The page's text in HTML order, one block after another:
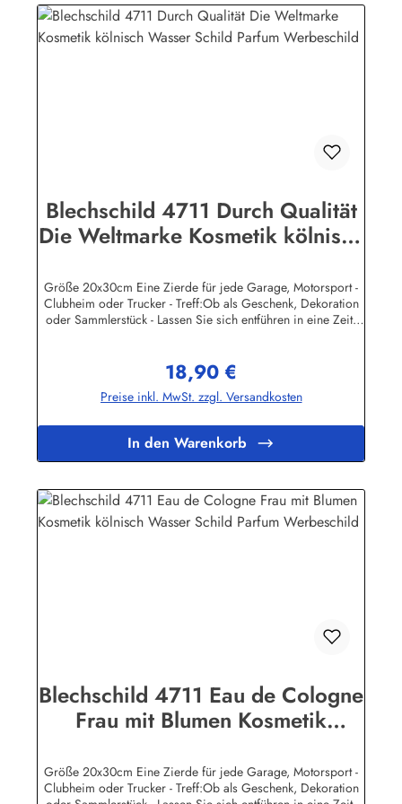
Blechschild 4711 Durch Qualität
Die Weltmarke Kosmetik kölnisch
Werbeschild
Größe 20x30cm Eine Zierde für jede Garage, Motorsport -
Clubheim oder Trucker - Treff:Ob als Geschenk, Dekoration
oder Sammlerstück - Lassen Sie sich entführen in eine Zeit,
Ihren Freunden eine dekorative Erinnerung an die gute alte
Zeit!Unsere Blechschilder sind in Super-Qualität aus
hochwertigem Metall (Stahlblech) gefertigt. Die Oberflächen
garantiert.Wir verkaufen nur original lizensierte
Werbeschilder. Herstellerinformationen:Heart of Ireland
Plakat-Industrie BPPM GmbHPorschestr. 921423 Winsen
Regulärer Preis:
18,90 €
Preise inkl. MwSt. zzgl. Versandkosten
In den Warenkorb
Blechschild 4711 Eau de Cologne
Frau mit Blumen Kosmetik
Werbeschild
Größe 20x30cm Eine Zierde für jede Garage, Motorsport -
Clubheim oder Trucker - Treff:Ob als Geschenk, Dekoration